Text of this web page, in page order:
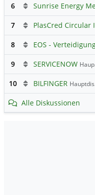
6
7
8
9 SERVICENOW Hauptdiskussion
10 BILFINGER Hauptdiskussion
Alle Diskussionen